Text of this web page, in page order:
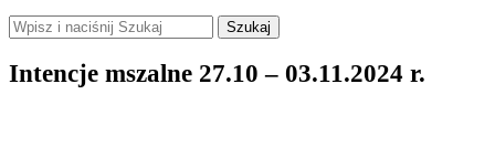
Szukaj
Intencje mszalne 27.10 – 03.11.2024 r.